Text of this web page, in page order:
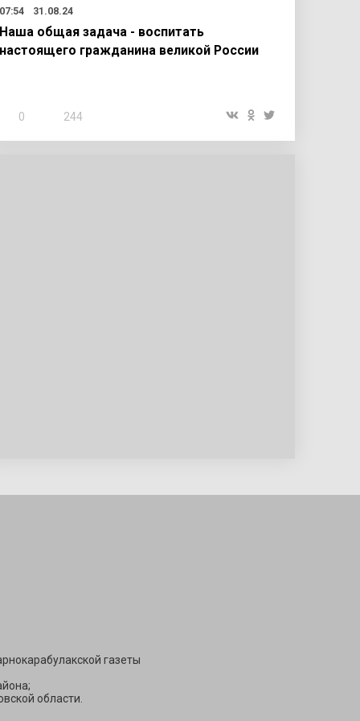
07:54 31.08.24
Наша общая задача - воспитать
настоящего гражданина великой России
0 244
газеты
области.